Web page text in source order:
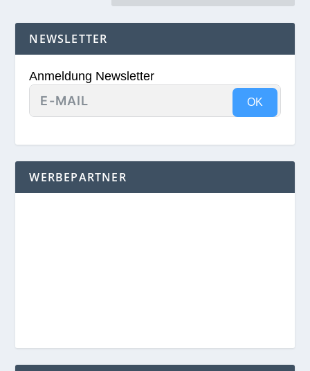
NEWSLETTER
Anmeldung Newsletter
OK
WERBEPARTNER